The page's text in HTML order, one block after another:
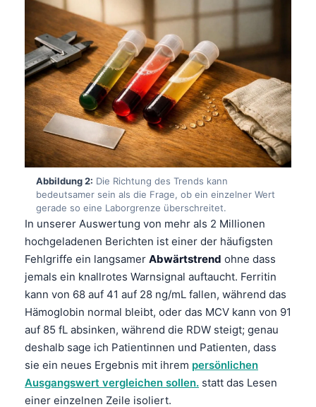
Abbildung 2: Die Richtung des Trends kann
bedeutsamer sein als die Frage, ob ein einzelner Wert
gerade so eine Laborgrenze überschreitet.
In unserer Auswertung von mehr als 2 Millionen
hochgeladenen Berichten ist einer der häufigsten
Fehlgriffe ein langsamer Abwärtstrend ohne dass
jemals ein knallrotes Warnsignal auftaucht. Ferritin
kann von 68 auf 41 auf 28 ng/mL fallen, während das
Hämoglobin normal bleibt, oder das MCV kann von 91
auf 85 fL absinken, während die RDW steigt; genau
deshalb sage ich Patientinnen und Patienten, dass
sie ein neues Ergebnis mit ihrem persönlichen
Ausgangswert vergleichen sollen. statt das Lesen
einer einzelnen Zeile isoliert.